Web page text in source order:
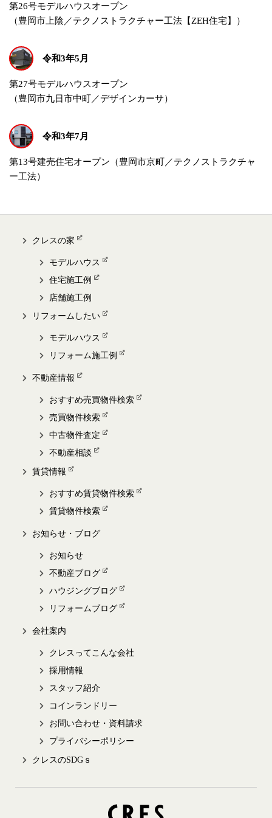
第26号モデルハウスオープン
（豊岡市上陰／テクノストラクチャー工法【ZEH住宅】）
令和3年5月
第27号モデルハウスオープン
（豊岡市九日市中町／デザインカーサ）
令和3年7月
第13号建売住宅オープン（豊岡市京町／テクノストラクチャ
ー工法）
クレスの家
モデルハウス
住宅施工例
店舗施工例
リフォームしたい
モデルハウス
リフォーム施工例
不動産情報
おすすめ売買物件検索
売買物件検索
中古物件査定
不動産相談
賃貸情報
おすすめ賃貸物件検索
賃貸物件検索
お知らせ・ブログ
お知らせ
不動産ブログ
ハウジングブログ
リフォームブログ
会社案内
クレスってこんな会社
採用情報
スタッフ紹介
コインランドリー
お問い合わせ・資料請求
プライバシーポリシー
クレスのSDGｓ